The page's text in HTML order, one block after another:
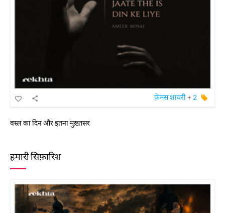
फ़ेमस शायरी+ 2
वस्ल का दिन और इतना मुख़्तसर
हमारी सिफ़ारिश